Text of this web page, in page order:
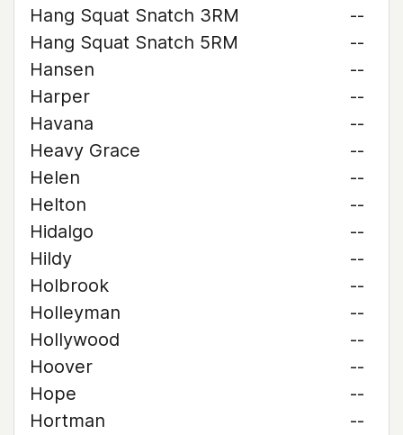
Hang Squat Snatch 3RM
--
Hang Squat Snatch 5RM
--
Hansen
--
Harper
--
Havana
--
Heavy Grace
--
Helen
--
Helton
--
Hidalgo
--
Hildy
--
Holbrook
--
Holleyman
--
Hollywood
--
Hoover
--
Hope
--
Hortman
--